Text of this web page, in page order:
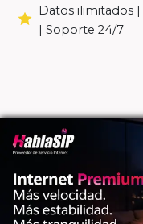
Datos ilimitados |
| Soporte 24/7